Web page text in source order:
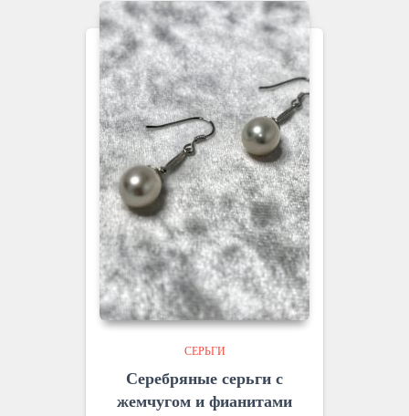
СЕРЬГИ
Серебряные серьги с
жемчугом и фианитами